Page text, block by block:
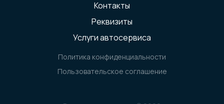
Контакты
Реквизиты
Услуги автосервиса
Политика конфиденциальности
Пользовательское соглашение